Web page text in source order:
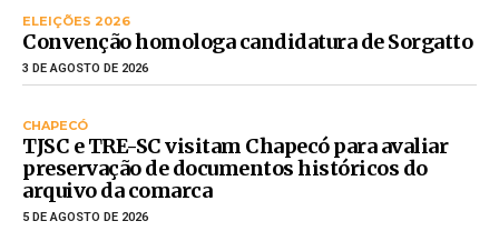
ELEIÇÕES 2026
Convenção homologa candidatura de Sorgatto
3 DE AGOSTO DE 2026
CHAPECÓ
TJSC e TRE-SC visitam Chapecó para avaliar
preservação de documentos históricos do
arquivo da comarca
5 DE AGOSTO DE 2026